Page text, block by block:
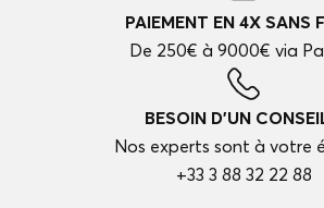
PAIEMENT EN 4X SANS
De 250€ à 9000€ via
BESOIN D'UN
Nos experts sont à votre
+33 3 88 32 22 88